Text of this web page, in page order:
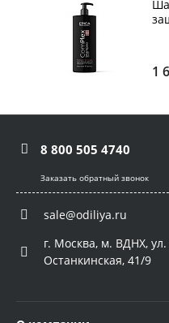
1
8 800 505 4740
Заказать обратный звонок
sale@odiliya.ru
г. Москва, м. ВДНХ, ул.
Останкинская, 41/9